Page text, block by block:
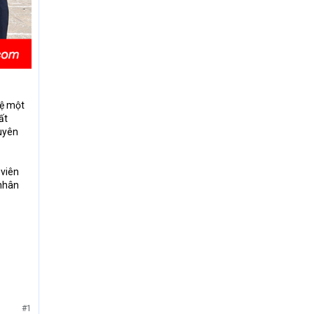
một
#1